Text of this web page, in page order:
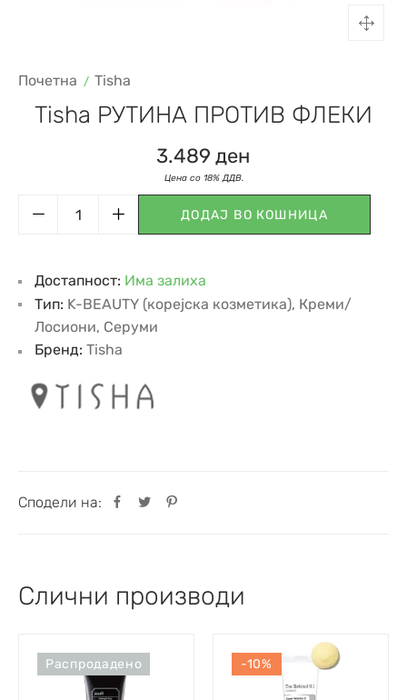
Почетна Tisha
Tisha РУТИНА ПРОТИВ ФЛЕКИ
3.489 ден
ДОДАЈ ВО КОШНИЦА
Достапност: Има залиха
Сподели на:
Тип: K-BEAUTY (корејска козметика), Креми/
Лосиони, Серуми
Бренд: Tisha
Слични производи
Распродадено -10%